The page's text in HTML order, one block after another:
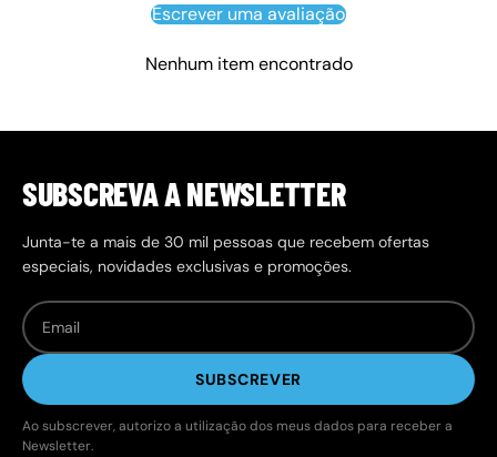
Escrever uma avaliação
Nenhum item encontrado
SUBSCREVA A NEWSLETTER
Junta-te a mais de 30 mil pessoas que recebem ofertas
especiais, novidades exclusivas e promoções.
SUBSCREVER
Ao subscrever, autorizo a utilização dos meus dados para receber a
Newsletter.